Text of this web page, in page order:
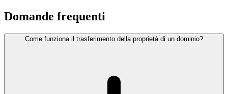
Domande frequenti
Come funziona il trasferimento della proprietà di un dominio?